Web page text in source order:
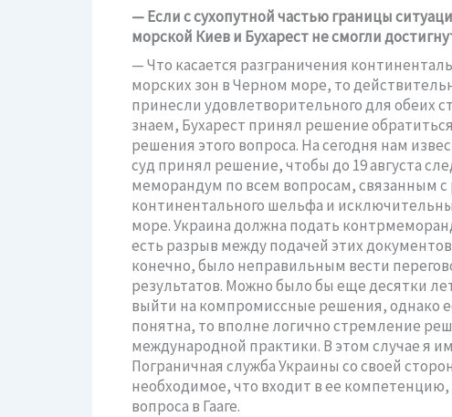
— Если с сухопутной частью границы
морской Киев и Бухарест не смогли
— Что касается разграничения
морских зон в Черном море, то
принесли удовлетворительного для обеих
знаем, Бухарест принял решение
решения этого вопроса. На сегодня нам
суд принял решение, чтобы до 19 августа
меморандум по всем вопросам, связанным с
континентального шельфа и
море. Украина должна подать
есть разрыв между подачей этих
конечно, было неправильным вести
результатов. Можно было бы еще десятки
выйти на компромиссные решения, однако
понятна, то вполне логично стремление
международной практики. В этом случае я
Пограничная служба Украины со своей
необходимое, что входит в ее
вопроса в Гааге.